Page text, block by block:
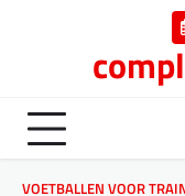
VOETBALLEN VOOR